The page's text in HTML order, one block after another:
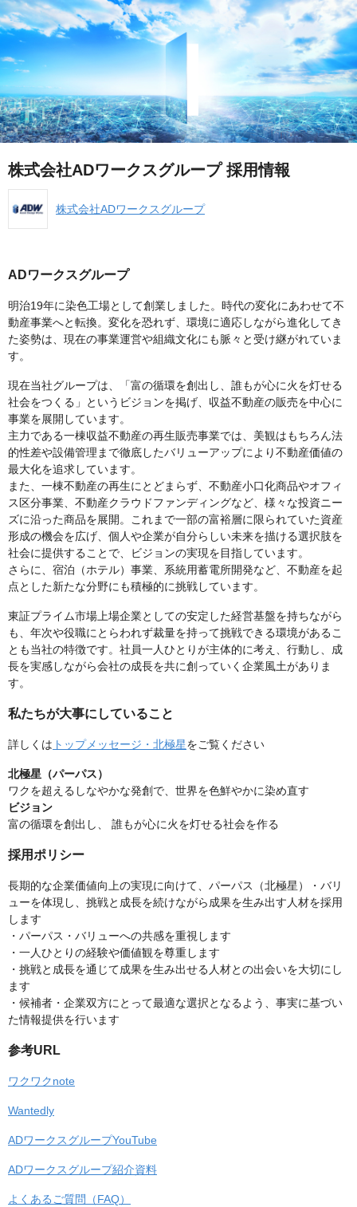
株式会社ADワークスグループ 採用情報
株式会社ADワークスグループ
ADワークスグループ
明治19年に染色工場として創業しました。時代の変化にあわせて不
動産事業へと転換。変化を恐れず、環境に適応しながら進化してき
た姿勢は、現在の事業運営や組織文化にも脈々と受け継がれていま
す。
現在当社グループは、「富の循環を創出し、誰もが心に火を灯せる
社会をつくる」というビジョンを掲げ、収益不動産の販売を中心に
事業を展開しています。
主力である一棟収益不動産の再生販売事業では、美観はもちろん法
的性差や設備管理まで徹底したバリューアップにより不動産価値の
最大化を追求しています。
また、一棟不動産の再生にとどまらず、不動産小口化商品やオフィ
ス区分事業、不動産クラウドファンディングなど、様々な投資ニー
ズに沿った商品を展開。これまで一部の富裕層に限られていた資産
形成の機会を広げ、個人や企業が自分らしい未来を描ける選択肢を
社会に提供することで、ビジョンの実現を目指しています。
さらに、宿泊（ホテル）事業、系統用蓄電所開発など、不動産を起
点とした新たな分野にも積極的に挑戦しています。
東証プライム市場上場企業としての安定した経営基盤を持ちながら
も、年次や役職にとらわれず裁量を持って挑戦できる環境があるこ
とも当社の特徴です。社員一人ひとりが主体的に考え、行動し、成
長を実感しながら会社の成長を共に創っていく企業風土がありま
す。
私たちが大事にしていること
詳しくは トップメッセージ・北極星をご覧ください
北極星（パーパス）
ワクを超えるしなやかな発創で、世界を色鮮やかに染め直す
ビジョン
富の循環を創出し、 誰もが心に火を灯せる社会を作る
採用ポリシー
長期的な企業価値向上の実現に向けて、パーパス（北極星）・バリ
ューを体現し、挑戦と成長を続けながら成果を生み出す人材を採用
します
・パーパス・バリューへの共感を重視します
・一人ひとりの経験や価値観を尊重します
・挑戦と成長を通じて成果を生み出せる人材との出会いを大切にし
ます
・候補者・企業双方にとって最適な選択となるよう、事実に基づい
た情報提供を行います
参考URL
ワクワクnote
Wantedly
ADワークスグループYouTube
ADワークスグループ紹介資料
よくあるご質問（FAQ）